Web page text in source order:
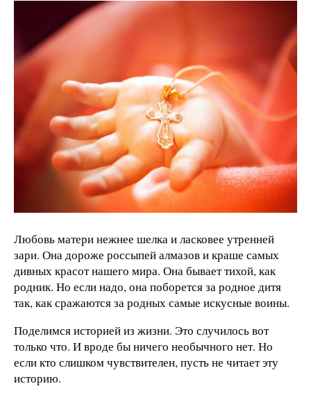
Любовь матери нежнее шелка и ласковее утренней
зари. Она дороже россыпей алмазов и краше самых
дивных красот нашего мира. Она бывает тихой, как
родник. Но если надо, она поборется за родное дитя
так, как сражаются за родных самые искусные воины.
Поделимся историей из жизни. Это случилось вот
только что. И вроде бы ничего необычного нет. Но
если кто слишком чувствителен, пусть не читает эту
историю.